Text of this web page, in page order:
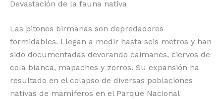
Devastación de la fauna nativa
Las pitones birmanas son depredadores
formidables. Llegan a medir hasta seis metros y han
sido documentadas devorando caimanes, ciervos de
cola blanca, mapaches y zorros. Su expansión ha
resultado en el colapso de diversas poblaciones
nativas de mamíferos en el Parque Nacional